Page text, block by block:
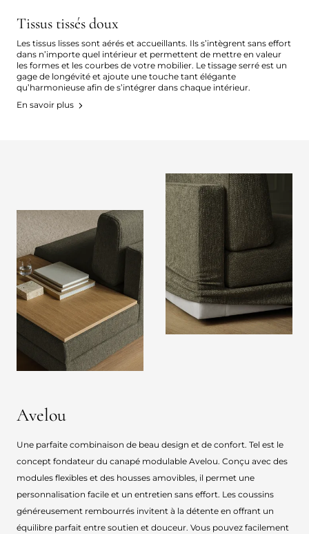
Tissus tissés doux
Les tissus lisses sont aérés et accueillants. Ils s’intègrent sans effort
dans n’importe quel intérieur et permettent de mettre en valeur
les formes et les courbes de votre mobilier. Le tissage serré est un
gage de longévité et ajoute une touche tant élégante
qu’harmonieuse afin de s’intégrer dans chaque intérieur.
En savoir plus
Avelou
Une parfaite combinaison de beau design et de confort. Tel est le
concept fondateur du canapé modulable Avelou. Conçu avec des
modules flexibles et des housses amovibles, il permet une
personnalisation facile et un entretien sans effort. Les coussins
généreusement rembourrés invitent à la détente en offrant un
équilibre parfait entre soutien et douceur. Vous pouvez facilement